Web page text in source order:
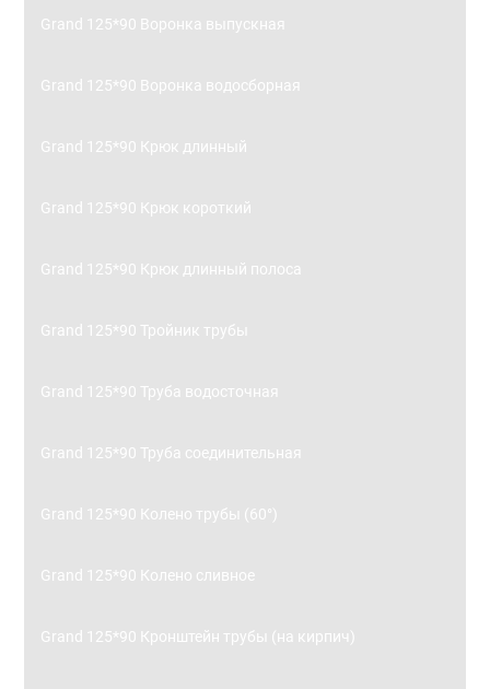
Grand 125*90 Воронка выпускная
Grand 125*90 Воронка водосборная
Grand 125*90 Крюк длинный
Grand 125*90 Крюк короткий
Grand 125*90 Крюк длинный полоса
Grand 125*90 Тройник трубы
Grand 125*90 Труба водосточная
Grand 125*90 Труба соединительная
Grand 125*90 Колено трубы (60°)
Grand 125*90 Колено сливное
Grand 125*90 Кронштейн трубы (на кирпич)